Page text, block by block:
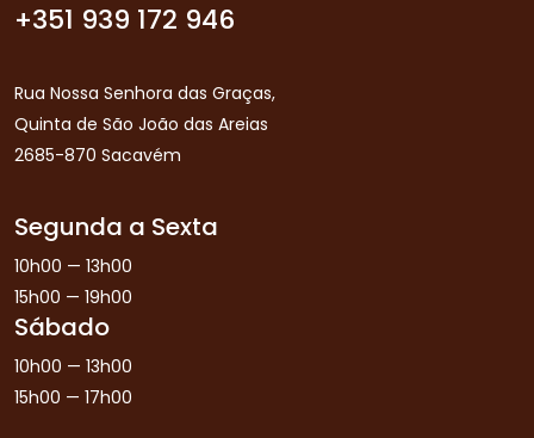
+351 939 172 946
Rua Nossa Senhora das Graças,
Quinta de São João das Areias
2685-870 Sacavém
Segunda a Sexta
10h00 — 13h00
15h00 — 19h00
Sábado
10h00 — 13h00
15h00 — 17h00